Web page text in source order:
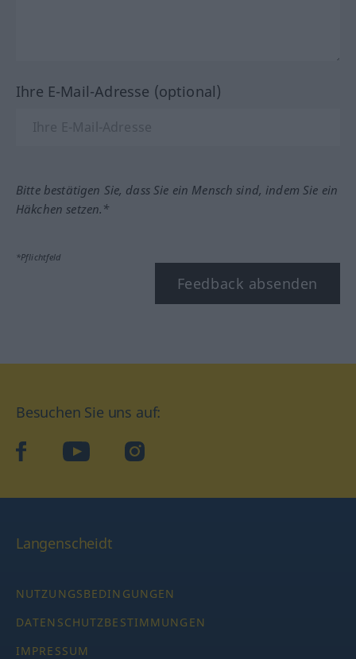
Ihre E-Mail-Adresse (optional)
Bitte bestätigen Sie, dass Sie ein Mensch sind, indem Sie ein
Häkchen setzen.*
*Pflichtfeld
Feedback absenden
Besuchen Sie uns auf:
facebookYouTube Instagram
Langenscheidt
NUTZUNGSBEDINGUNGEN
DATENSCHUTZBESTIMMUNGEN
IMPRESSUM